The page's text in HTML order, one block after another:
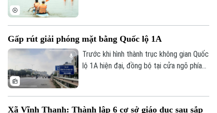
tạo đà phát triển kinh tế nông thôn bền
vững.
Gấp rút giải phóng mặt bằng Quốc lộ 1A
Trước khi hình thành trục không gian Quốc
lộ 1A hiện đại, đồng bộ tại cửa ngõ phía
Xã Vĩnh Thanh: Thành lập 6 cơ sở giáo dục sau sắp